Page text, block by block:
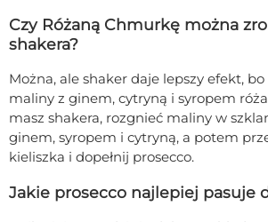
Czy Różaną Chmurkę można
shakera?
Można, ale shaker daje lepszy efekt,
maliny z ginem, cytryną i syropem
masz shakera, rozgnieć maliny w
ginem, syropem i cytryną, a potem
kieliszka i dopełnij prosecco.
Jakie prosecco najlepiej pasuje